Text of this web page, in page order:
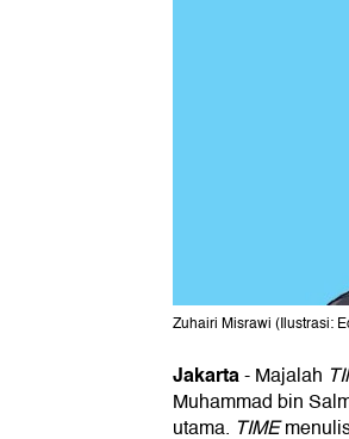
Zuhairi Misrawi (Ilustrasi:
Jakarta-Majalah
Muhammad bin
utama. TIME